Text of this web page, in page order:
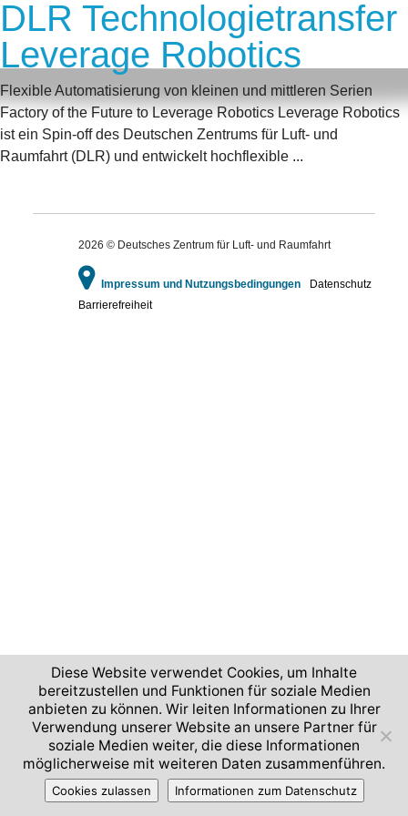
DLR Technologietransfer
Leverage Robotics
Flexible Automatisierung von kleinen und mittleren Serien
Factory of the Future to Leverage Robotics Leverage Robotics
ist ein Spin-off des Deutschen Zentrums für Luft- und
Raumfahrt (DLR) und entwickelt hochflexible ...
2026 © Deutsches Zentrum für Luft- und Raumfahrt
Impressum und Nutzungsbedingungen
Datenschutz
Barrierefreiheit
Diese Website verwendet Cookies, um Inhalte
bereitzustellen und Funktionen für soziale Medien
anbieten zu können. Wir leiten Informationen zu Ihrer
Verwendung unserer Website an unsere Partner für
soziale Medien weiter, die diese Informationen
möglicherweise mit weiteren Daten zusammenführen.
Cookies zulassen Informationen zum Datenschutz